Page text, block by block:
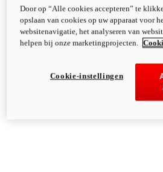
Door op “Alle cookies accepteren” te
opslaan van cookies op uw apparaat voor
websitenavigatie, het analyseren van
helpen bij onze marketingprojecten.
Cookie-instellingen